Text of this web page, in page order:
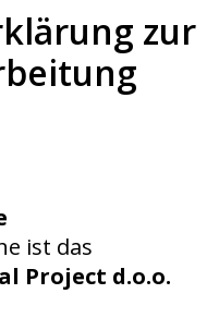
zur
ist das
Project d.o.o.